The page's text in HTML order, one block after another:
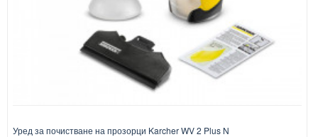
Уред за почистване на прозорци Karcher WV 2 Plus N